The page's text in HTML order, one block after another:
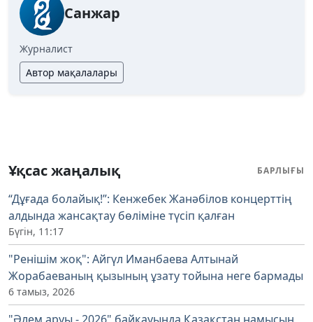
Санжар
Журналист
Автор мақалалары
Ұқсас жаңалық БАРЛЫҒЫ
“Дұғада болайық!”: Кенжебек Жанәбілов концерттің
алдында жансақтау бөліміне түсіп қалған
Бүгін, 11:17
"Ренішім жоқ": Айгүл Иманбаева Алтынай
Жорабаеваның қызының ұзату тойына неге бармады
6 тамыз, 2026